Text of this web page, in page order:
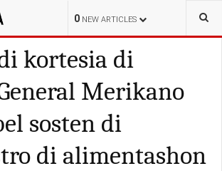
0 NEW ARTICLES
POLITIEK
kortesia di
Merikano
sosten di
di alimentashon